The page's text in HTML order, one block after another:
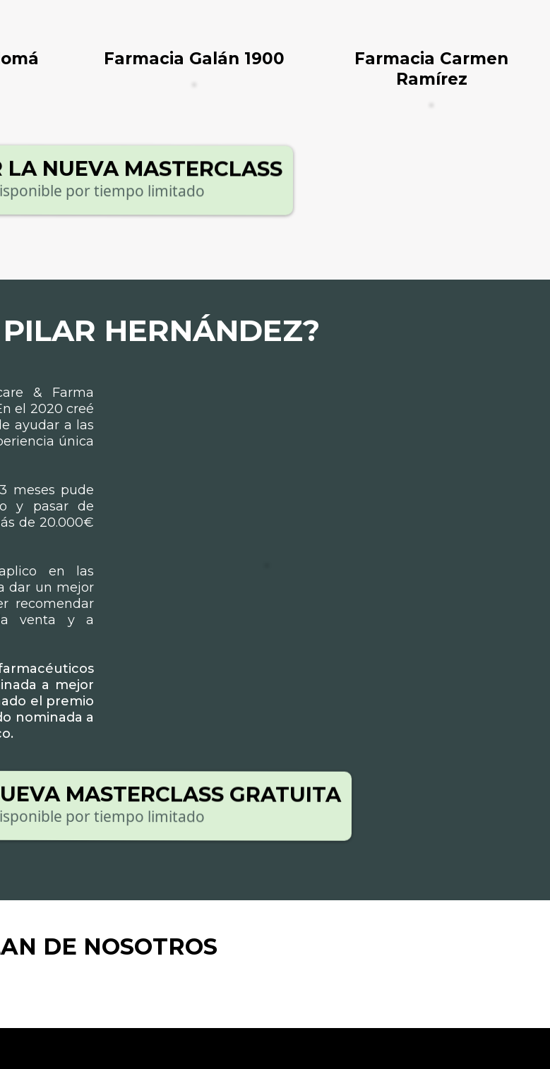
Farmacia Galán 1900
Farmacia Carmen
Ramírez
NUEVA MASTERCLASS
por tiempo limitado
HERNÁNDEZ?
& Farma
el 2020 creé
ayudar a las
única
meses pude
y pasar de
de 20.000€
en las
dar un mejor
recomendar
venta y a
a mejor
el premio
nominada a
MASTERCLASS GRATUITA
por tiempo limitado
DE NOSOTROS